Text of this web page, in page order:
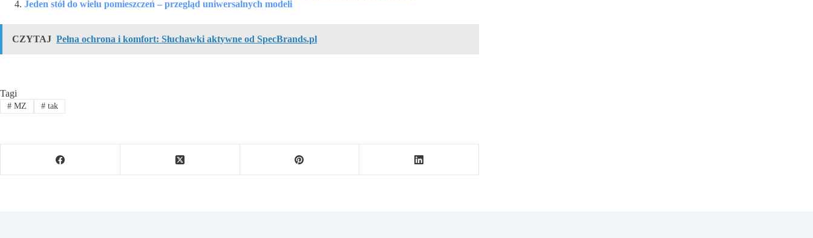
Jeden stół do wielu pomieszczeń – przegląd uniwersalnych modeli
CZYTAJ Pełna ochrona i komfort: Słuchawki aktywne od SpecBrands.pl
Tagi
#MZ #tak